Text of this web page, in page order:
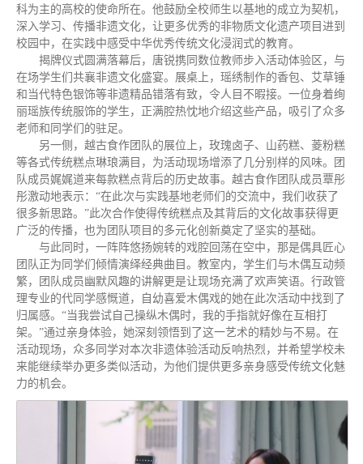
科为主的高校的使命所在。他鼓励全校师生以基地的成立为契机，
深入学习、传播非遗文化，让更多优秀的非物质文化遗产项目进到
校园中，在实践中感受中华优秀传统文化浸润式的教育。
揭牌仪式圆满落幕后，唐锐携同数位教师步入活动体验区，与
在场学生们共襄非遗文化盛宴。展桌上，瑶绣制作的香包、艾草锤
和当代特色银饰等非遗精品错落有致，令人目不暇接。一位身着绚
丽瑶族传统服饰的学生，正满腔热忱地介绍这些产品，吸引了众多
老师和同学们的驻足。
另一侧，越古食作团队的展位上，玫瑰卤子、山药糕、菱粉糕
等各式传统糕点琳琅满目，为活动现场增添了几分别样的风味。团
队成员娓娓道来每款糕点背后的历史故事。越古食作团队成员覃彤
彤激动地表示：“在此次与实践基地老师们的交流中，我们收获了
很多新思路。”此次合作使得传统糕点及其背后的文化故事获得更
广泛的传播，也为团队项目的多元化创新奠定了坚实的基础。
与此同时，一阵阵悠扬婉转的戏腔回荡在空中，那是偶具匠心
团队正为同学们倾情演绎经典曲目。教室内，学生们与木偶互动频
繁，团队成员幽默风趣的讲解更是让现场充满了欢声笑语。行政管
理专业的代同学感慨道，自幼喜爱木偶戏的她在此次活动中找到了
归属感。“当我尝试自己操纵木偶时，我的手指就好像在互相打
架。”通过亲身体验，她深刻领悟到了这一艺术的精妙与不易。在
活动现场，众多同学对本次非遗体验活动反响热烈，并希望学校未
来能继续举办更多类似活动，为他们提供更多亲身感受传统文化魅
力的机会。